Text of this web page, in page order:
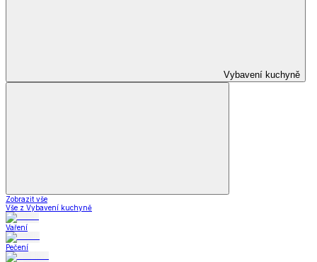
Vybavení kuchyně
Zobrazit vše
Vše z Vybavení kuchyně
Vaření
Pečení